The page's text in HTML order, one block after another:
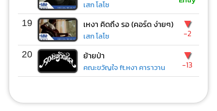
เสก โลโซ
19 เหงา คิดถึง รอ (คอร์ด ง่ายๆ)
เสก โลโซ
▼
-2
20 ย้ายป่า
คณะขวัญใจ ft.หงา คาราวาน
▼
-13